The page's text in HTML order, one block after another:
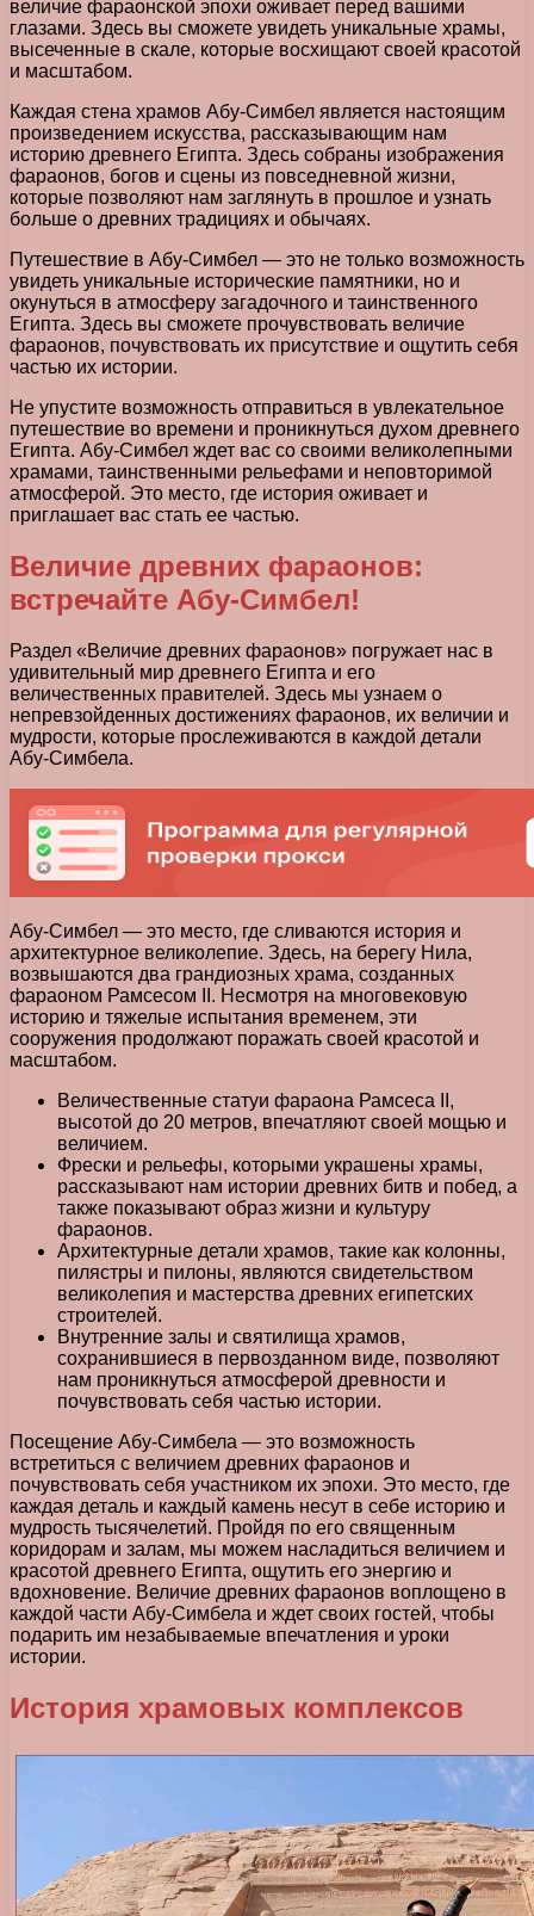
величие фараонской эпохи оживает перед вашими
глазами. Здесь вы сможете увидеть уникальные храмы,
высеченные в скале, которые восхищают своей красотой
и масштабом.
Каждая стена храмов Абу-Симбел является настоящим
произведением искусства, рассказывающим нам
историю древнего Египта. Здесь собраны изображения
фараонов, богов и сцены из повседневной жизни,
которые позволяют нам заглянуть в прошлое и узнать
больше о древних традициях и обычаях.
Путешествие в Абу-Симбел — это не только возможность
увидеть уникальные исторические памятники, но и
окунуться в атмосферу загадочного и таинственного
Египта. Здесь вы сможете прочувствовать величие
фараонов, почувствовать их присутствие и ощутить себя
частью их истории.
Не упустите возможность отправиться в увлекательное
путешествие во времени и проникнуться духом древнего
Египта. Абу-Симбел ждет вас со своими великолепными
храмами, таинственными рельефами и неповторимой
атмосферой. Это место, где история оживает и
приглашает вас стать ее частью.
Величие древних фараонов:
встречайте Абу-Симбел!
Раздел «Величие древних фараонов» погружает нас в
удивительный мир древнего Египта и его
величественных правителей. Здесь мы узнаем о
непревзойденных достижениях фараонов, их величии и
мудрости, которые прослеживаются в каждой детали
Абу-Симбела.
Абу-Симбел — это место, где сливаются история и
архитектурное великолепие. Здесь, на берегу Нила,
возвышаются два грандиозных храма, созданных
фараоном Рамсесом II. Несмотря на многовековую
историю и тяжелые испытания временем, эти
сооружения продолжают поражать своей красотой и
масштабом.
Величественные статуи фараона Рамсеса II,
высотой до 20 метров, впечатляют своей мощью и
величием.
Фрески и рельефы, которыми украшены храмы,
рассказывают нам истории древних битв и побед, а
также показывают образ жизни и культуру
фараонов.
Архитектурные детали храмов, такие как колонны,
пилястры и пилоны, являются свидетельством
великолепия и мастерства древних египетских
строителей.
Внутренние залы и святилища храмов,
сохранившиеся в первозданном виде, позволяют
нам проникнуться атмосферой древности и
почувствовать себя частью истории.
Посещение Абу-Симбела — это возможность
встретиться с величием древних фараонов и
почувствовать себя участником их эпохи. Это место, где
каждая деталь и каждый камень несут в себе историю и
мудрость тысячелетий. Пройдя по его священным
коридорам и залам, мы можем насладиться величием и
красотой древнего Египта, ощутить его энергию и
вдохновение. Величие древних фараонов воплощено в
каждой части Абу-Симбела и ждет своих гостей, чтобы
подарить им незабываемые впечатления и уроки
истории.
История храмовых комплексов